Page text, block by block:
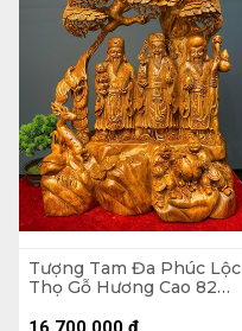
Tượng Tam Đa Phúc Lộc
Thọ Gỗ Hương Cao 82